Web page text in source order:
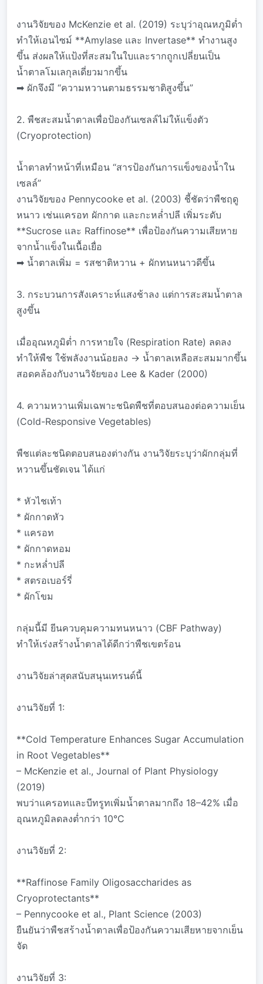
งานวิจัยของ McKenzie et al. (2019) ระบุว่าอุณหภูมิต่ำ
ทำให้เอนไซม์ **Amylase และ Invertase** ทำงานสูง
ขึ้น ส่งผลให้แป้งที่สะสมในใบและรากถูกเปลี่ยนเป็น
น้ำตาลโมเลกุลเดี่ยวมากขึ้น
➡ ผักจึงมี “ความหวานตามธรรมชาติสูงขึ้น”
2. พืชสะสมน้ำตาลเพื่อป้องกันเซลล์ไม่ให้แข็งตัว
(Cryoprotection)
น้ำตาลทำหน้าที่เหมือน “สารป้องกันการแข็งของน้ำใน
เซลล์”
งานวิจัยของ Pennycooke et al. (2003) ชี้ชัดว่าพืชฤดู
หนาว เช่นแครอท ผักกาด และกะหล่ำปลี เพิ่มระดับ
**Sucrose และ Raffinose** เพื่อป้องกันความเสียหาย
จากน้ำแข็งในเนื้อเยื่อ
➡ น้ำตาลเพิ่ม = รสชาติหวาน + ผักทนหนาวดีขึ้น
3. กระบวนการสังเคราะห์แสงช้าลง แต่การสะสมน้ำตาล
สูงขึ้น
เมื่ออุณหภูมิต่ำ การหายใจ (Respiration Rate) ลดลง
ทำให้พืช ใช้พลังงานน้อยลง → น้ำตาลเหลือสะสมมากขึ้น
สอดคล้องกับงานวิจัยของ Lee & Kader (2000)
4. ความหวานเพิ่มเฉพาะชนิดพืชที่ตอบสนองต่อความเย็น
(Cold-Responsive Vegetables)
พืชแต่ละชนิดตอบสนองต่างกัน งานวิจัยระบุว่าผักกลุ่มที่
หวานขึ้นชัดเจน ได้แก่
* หัวไชเท้า
* ผักกาดหัว
* แครอท
* ผักกาดหอม
* กะหล่ำปลี
* สตรอเบอร์รี่
* ผักโขม
กลุ่มนี้มี ยีนควบคุมความทนหนาว (CBF Pathway)
ทำให้เร่งสร้างน้ำตาลได้ดีกว่าพืชเขตร้อน
งานวิจัยล่าสุดสนับสนุนเทรนด์นี้
งานวิจัยที่ 1:
**Cold Temperature Enhances Sugar Accumulation
in Root Vegetables**
– McKenzie et al., Journal of Plant Physiology
(2019)
พบว่าแครอทและบีทรูทเพิ่มน้ำตาลมากถึง 18–42% เมื่อ
อุณหภูมิลดลงต่ำกว่า 10°C
งานวิจัยที่ 2:
**Raffinose Family Oligosaccharides as
Cryoprotectants**
– Pennycooke et al., Plant Science (2003)
ยืนยันว่าพืชสร้างน้ำตาลเพื่อป้องกันความเสียหายจากเย็น
จัด
งานวิจัยที่ 3: